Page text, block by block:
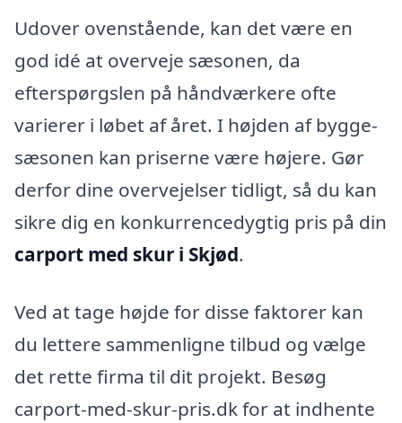
Udover ovenstående, kan det være en
god idé at overveje sæsonen, da
efterspørgslen på håndværkere ofte
varierer i løbet af året. I højden af bygge-
sæsonen kan priserne være højere. Gør
derfor dine overvejelser tidligt, så du kan
sikre dig en konkurrencedygtig pris på din
carport med skur i Skjød.
Ved at tage højde for disse faktorer kan
du lettere sammenligne tilbud og vælge
det rette firma til dit projekt. Besøg
carport-med-skur-pris.dk for at indhente